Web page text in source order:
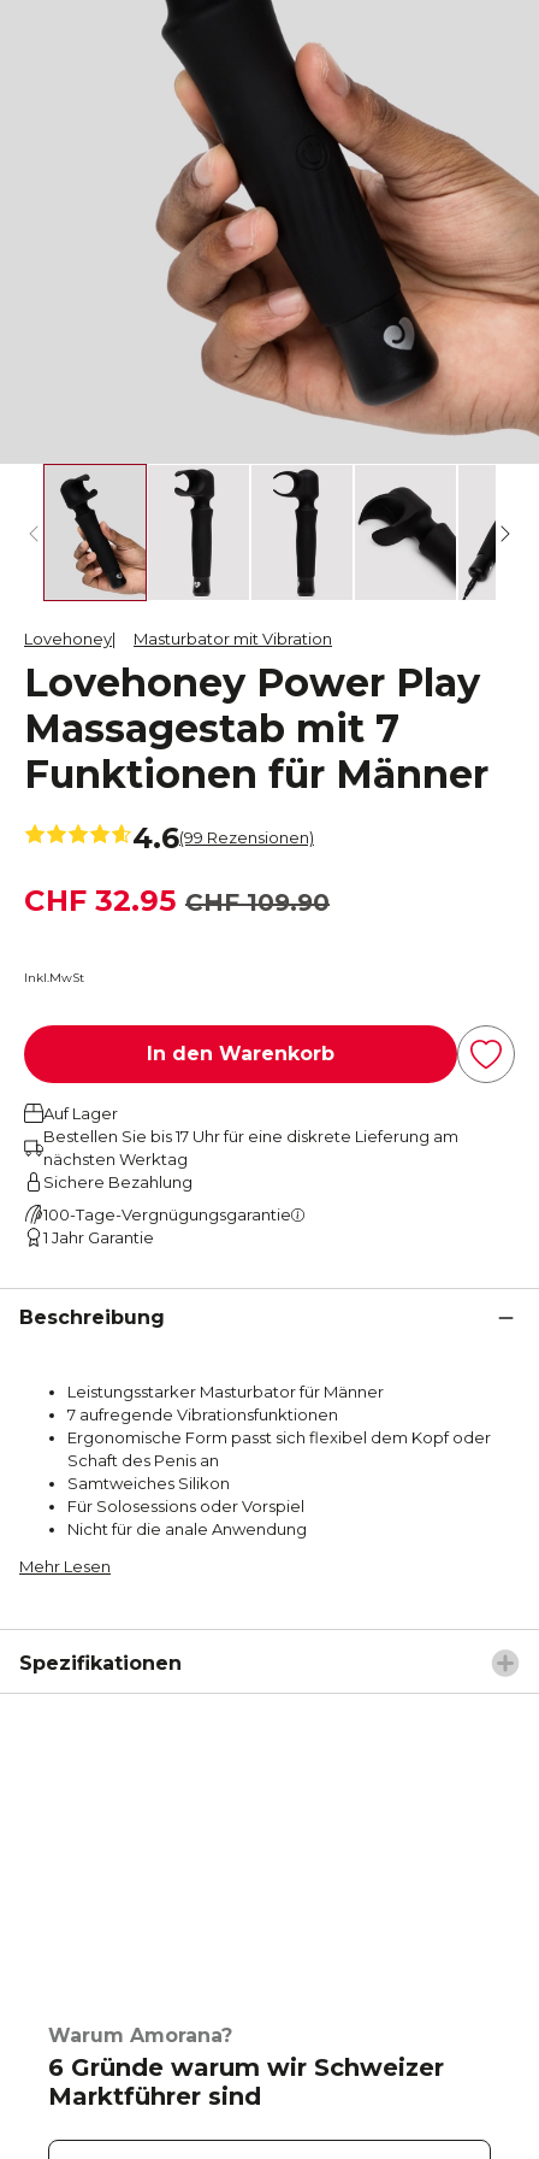
Lovehoney Masturbator mit Vibration
Lovehoney Power Play
Massagestab mit 7
Funktionen für Männer
4.6(99 Rezensionen)
CHF 109.90
CHF 32.95
Inkl.MwSt
In den Warenkorb
Auf Lager
Bestellen Sie bis 17 Uhr für eine diskrete Lieferung am
nächsten Werktag
Sichere Bezahlung
100-Tage-Vergnügungsgarantie
1 Jahr Garantie
Beschreibung
Leistungsstarker Masturbator für Männer
7 aufregende Vibrationsfunktionen
Ergonomische Form passt sich flexibel dem Kopf oder
Schaft des Penis an
Samtweiches Silikon
Für Solosessions oder Vorspiel
Nicht für die anale Anwendung
Mehr Lesen
Spezifikationen
Warum Amorana?
6 Gründe warum wir Schweizer
Marktführer sind